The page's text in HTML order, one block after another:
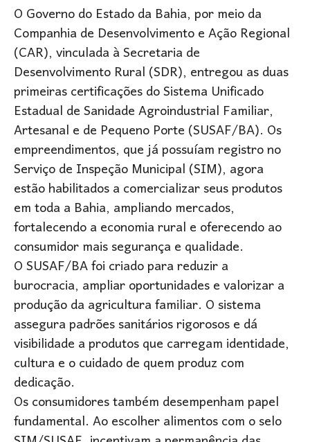
O Governo do Estado da Bahia, por meio da
Companhia de Desenvolvimento e Ação Regional
(CAR), vinculada à Secretaria de
Desenvolvimento Rural (SDR), entregou as duas
primeiras certificações do Sistema Unificado
Estadual de Sanidade Agroindustrial Familiar,
Artesanal e de Pequeno Porte (SUSAF/BA). Os
empreendimentos, que já possuíam registro no
Serviço de Inspeção Municipal (SIM), agora
estão habilitados a comercializar seus produtos
em toda a Bahia, ampliando mercados,
fortalecendo a economia rural e oferecendo ao
consumidor mais segurança e qualidade.
O SUSAF/BA foi criado para reduzir a
burocracia, ampliar oportunidades e valorizar a
produção da agricultura familiar. O sistema
assegura padrões sanitários rigorosos e dá
visibilidade a produtos que carregam identidade,
cultura e o cuidado de quem produz com
dedicação.
Os consumidores também desempenham papel
fundamental. Ao escolher alimentos com o selo